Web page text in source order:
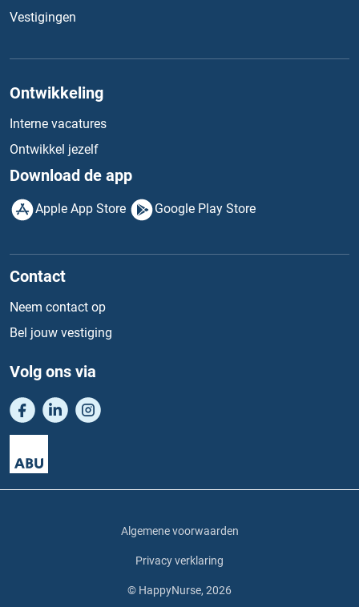
Vestigingen
Ontwikkeling
Interne vacatures
Ontwikkel jezelf
Download de app
Apple App Store Google Play Store
Contact
Neem contact op
Bel jouw vestiging
Volg ons via
Algemene voorwaarden
Privacy verklaring
© HappyNurse, 2026